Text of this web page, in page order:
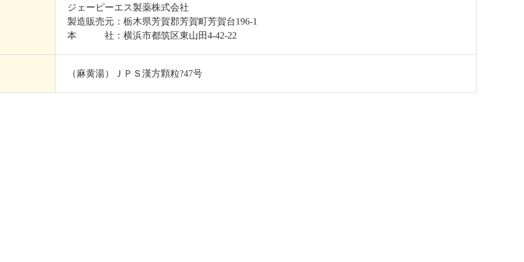
ジェーピーエス製薬株式会社
製造販売元：栃木県芳賀郡芳賀町芳賀台196-1
本 社：横浜市都筑区東山田4-42-22
（麻黄湯）ＪＰＳ漢方顆粒?47号